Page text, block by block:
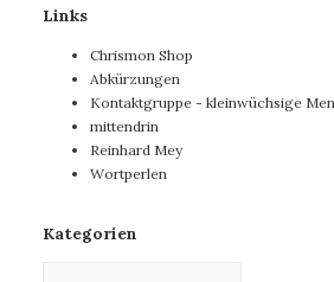
Links
Chrismon Shop
Abkürzungen
Kontaktgruppe - kleinwüchsige
mittendrin
Reinhard Mey
Wortperlen
Kategorien